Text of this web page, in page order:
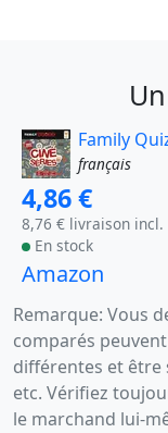
Family
français
4,86 €
8,76 € livraison incl.
En stock
Amazon
Remarque: Vous
comparés
différentes et être
etc. Vérifiez
le marchand lui-